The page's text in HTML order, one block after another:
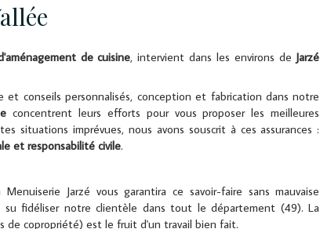
de cuisine, intervient dans les environs de Jarzé
conseils personnalisés, conception et fabrication dans notre
concentrent leurs efforts pour vous proposer les meilleures
situations imprévues, nous avons souscrit à ces assurances :
et responsabilité civile.
Jarzé vous garantira ce savoir-faire sans mauvaise
su fidéliser notre clientèle dans tout le département (49). La
de copropriété) est le fruit d'un travail bien fait.